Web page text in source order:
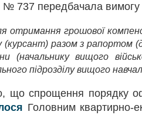
№ 737 передбачала вимогу
отримання грошової
(курсант) разом з рапортом
(начальнику вищого
підрозділу вищого
що спрощення порядку
Головним квартирно-